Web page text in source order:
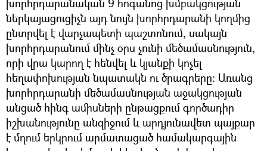
ներկայացուցիչն այդ նույն խորհրդարանի կողմից
ընտրվել է վարչապետի պաշտոնում, սակայն
խորհրդարանում մինչ օրս չունի մեծամասնություն,
որի վրա կարող է հենվել և կյանքի կոչել
հեղափոխության նպատակն ու ծրագրերը։ Առանց
խորհրդարանի մեծամասնության աջակցության
անցած հինգ ամիսների ընթացքում գործադիր
իշխանությունը անզիջում և արդյունավետ պայքար
է մղում երկրում արմատացած համակարգային